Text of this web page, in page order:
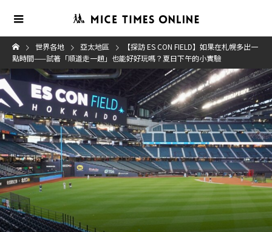
世界各地 亞太地區
【探訪 ES CON FIELD】如果在札幌多出一
點時間——試著「順道走一趟」也能好好玩嗎？夏日下午的小實驗